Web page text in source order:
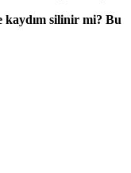
kaydım silinir mi? Bu